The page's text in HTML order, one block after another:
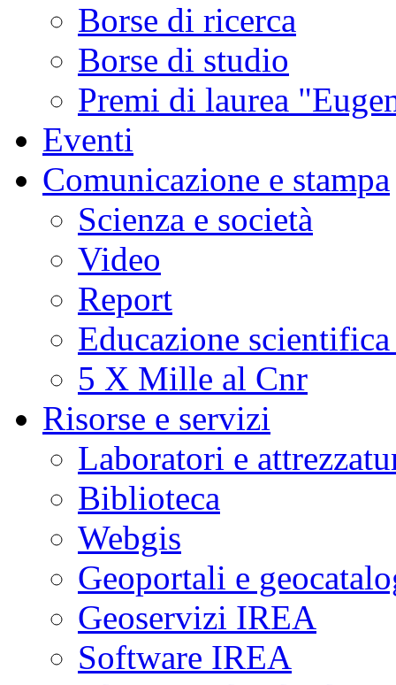
Borse di ricerca
Borse di studio
Premi di laurea
Eventi
Comunicazione e stampa
Scienza e società
Video
Report
Educazione
5 X Mille al Cnr
Risorse e servizi
Laboratori e
Biblioteca
Webgis
Geoportali e
Geoservizi IREA
Software IREA